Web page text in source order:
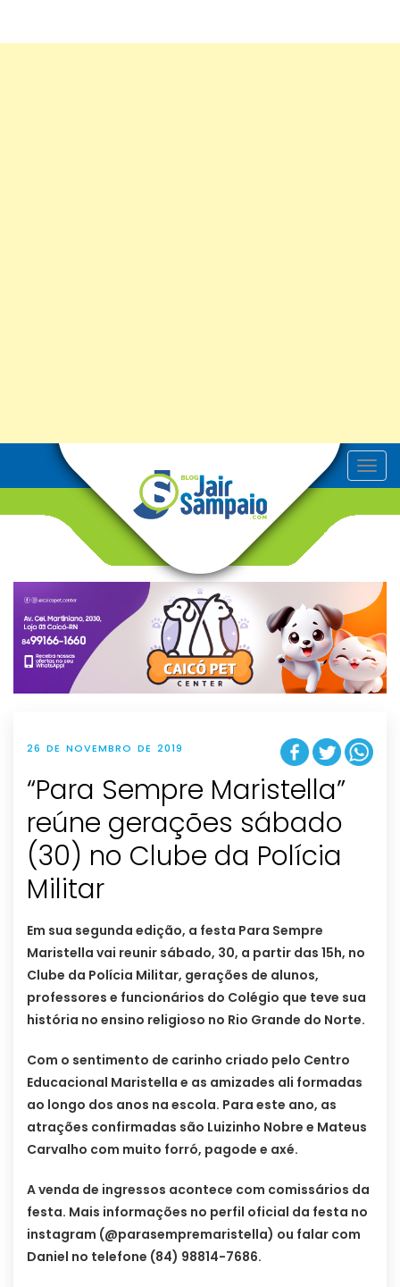
T
o
v
g
t
i
o
n
26 DE NOVEMBRO DE 2019
“Para Sempre Maristella”
reúne gerações sábado
(30) no Clube da Polícia
Militar
Em sua segunda edição, a festa Para Sempre
Maristella vai reunir sábado, 30, a partir das 15h, no
Clube da Polícia Militar, gerações de alunos,
professores e funcionários do Colégio que teve sua
história no ensino religioso no Rio Grande do Norte.
Com o sentimento de carinho criado pelo Centro
Educacional Maristella e as amizades ali formadas
ao longo dos anos na escola. Para este ano, as
atrações confirmadas são Luizinho Nobre e Mateus
Carvalho com muito forró, pagode e axé.
A venda de ingressos acontece com comissários da
festa. Mais informações no perfil oficial da festa no
instagram (@parasempremaristella) ou falar com
Daniel no telefone (84) 98814-7686.